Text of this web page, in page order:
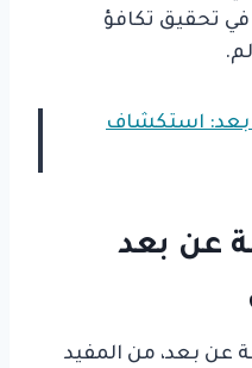
في تحقيق تكافؤ
بعد: استكشاف
عن بعد
عن بعد، من المفيد